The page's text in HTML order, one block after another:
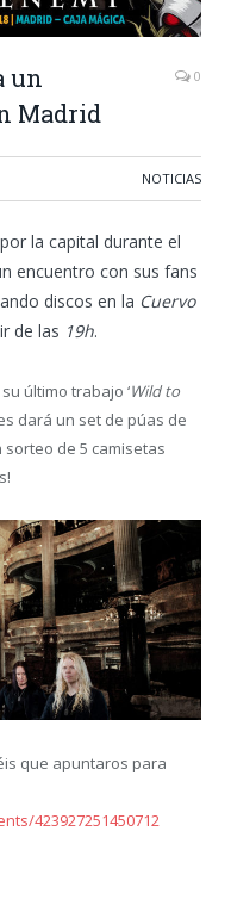
un
Madrid
0
NOTICIAS
la capital durante el
encuentro con sus fans
discos en la Cuervo
de las 19h.
último trabajo ‘Wild to
dará un set de púas de
sorteo de 5 camisetas
que apuntaros para
423927251450712